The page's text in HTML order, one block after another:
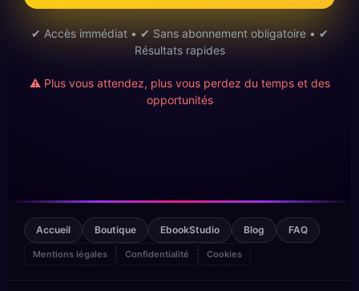
✔ Accès immédiat • ✔ Sans abonnement obligatoire • ✔
Résultats rapides
⚠️ Plus vous attendez, plus vous perdez du temps et des
opportunités
Accueil Boutique EbookStudio Blog FAQ
Mentions légales Confidentialité Cookies